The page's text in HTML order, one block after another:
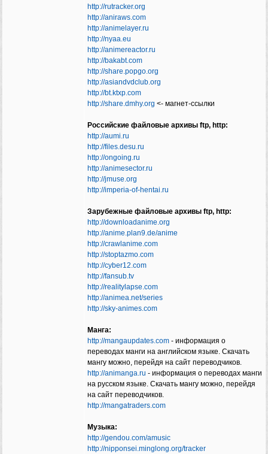
http://rutracker.org
http://aniraws.com
http://animelayer.ru
http://nyaa.eu
http://animereactor.ru
http://bakabt.com
http://share.popgo.org
http://asiandvdclub.org
http://bt.ktxp.com
http://share.dmhy.org ‍‍<‍‍- магнет-ссылки
Российские файловые архивы ftp, http:
http://aumi.ru
http://files.desu.ru
http://ongoing.ru
http://animesector.ru
http://jmuse.org
http://imperia-of-hentai.ru
Зарубежные файловые архивы ftp, http:
http://downloadanime.org
http://anime.plan9.de/anime
http://crawlanime.com
http://stoptazmo.com
http://cyber12.com
http://fansub.tv
http://realitylapse.com
http://animea.net/series
http://sky-animes.com
Манга:
http://mangaupdates.com - информация о
переводах манги на английском языке. Скачать
мангу можно, перейдя на сайт переводчиков.
http://animanga.ru - информация о переводах манги
на русском языке. Скачать мангу можно, перейдя
на сайт переводчиков.
http://mangatraders.com
Музыка:
http://gendou.com/amusic
http://nipponsei.minglong.org/tracker